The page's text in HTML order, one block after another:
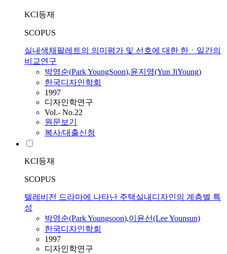
KCI등재
SCOPUS
실내색채팔레트의 의미평가 및 선호에 대한 한ㆍ일간의
비교연구
박영순(ParkYoungSoon),윤지영(Yun JiYoung)
한국디자인학회
1997
디자인학연구
Vol.- No.22
원문보기
복사/대출신청
KCI등재
SCOPUS
텔레비전 드라마에 나타난 주택실내디자인의 계층별 특
성
박영순(ParkYoungsoon),이윤선(Lee Younsun)
한국디자인학회
1997
디자인학연구